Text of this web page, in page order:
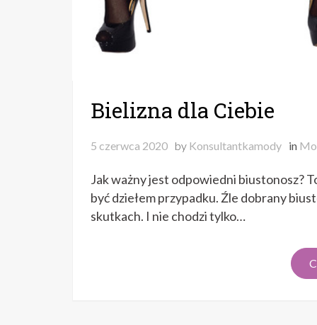
Bielizna dla Ciebie
5 czerwca 2020 by Konsultantkamody in
Jak ważny jest odpowiedni biustonosz?
być dziełem przypadku. Źle dobrany
skutkach. I nie chodzi tylko…